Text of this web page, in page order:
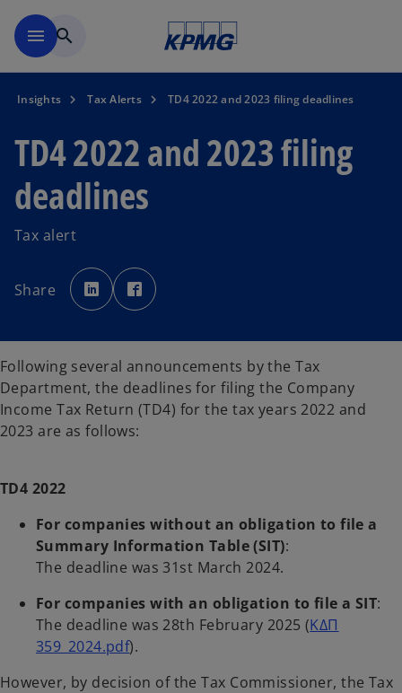
menu search
Insights Tax Alerts TD4 2022 and 2023 filing deadlines
TD4 2022 and 2023 filing
deadlines
Tax alert
Share
o
p
e
n
n
e
t
b
p
e
e
w
t
a
b
Following several announcements by the Tax
Department, the deadlines for filing the Company
Income Tax Return (TD4) for the tax years 2022 and
2023 are as follows:
TD4 2022
For companies without an obligation to file a
Summary Information Table (SIT):
The deadline was 31st March 2024.
For companies with an obligation to file a SIT:
The deadline was 28th February 2025 (ΚΔΠ
359_2024.pdf).
However, by decision of the Tax Commissioner, the Tax